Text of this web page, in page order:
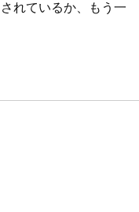
れているか、もう一